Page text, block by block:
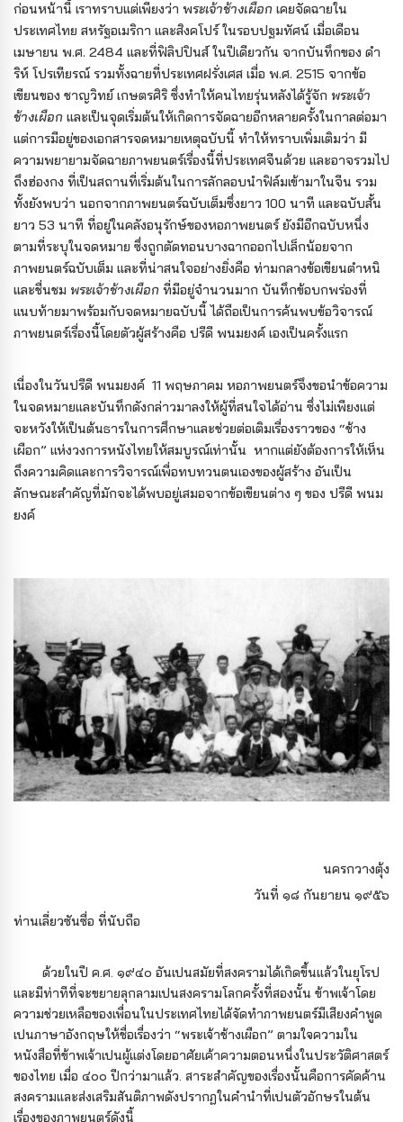
ก่อนหน้านี้ เราทราบแต่เพียงว่า พระเจ้าช้างเผือก เคยจัดฉายใน
ประเทศไทย สหรัฐอเมริกา และสิงคโปร์ ในรอบปฐมทัศน์ เมื่อเดือน
เมษายน พ.ศ. 2484 และที่ฟิลิปปินส์ ในปีเดียวกัน จากบันทึกของ ดำ
ริห์ โปรเทียรณ์ รวมทั้งฉายที่ประเทศฝรั่งเศส เมื่อ พ.ศ. 2515 จากข้อ
เขียนของ ชาญวิทย์ เกษตรศิริ ซึ่งทำให้คนไทยรุ่นหลังได้รู้จัก พระเจ้า
ช้างเผือก และเป็นจุดเริ่มต้นให้เกิดการจัดฉายอีกหลายครั้งในกาลต่อมา
แต่การมีอยู่ของเอกสารจดหมายเหตุฉบับนี้ ทำให้ทราบเพิ่มเติมว่า มี
ความพยายามจัดฉายภาพยนตร์เรื่องนี้ที่ประเทศจีนด้วย และอาจรวมไป
ถึงฮ่องกง ที่เป็นสถานที่เริ่มต้นในการลักลอบนำฟิล์มเข้ามาในจีน รวม
ทั้งยังพบว่า นอกจากภาพยนตร์ฉบับเต็มซึ่งยาว 100 นาที และฉบับสั้น
ยาว 53 นาที ที่อยู่ในคลังอนุรักษ์ของหอภาพยนตร์ ยังมีอีกฉบับหนึ่ง
ตามที่ระบุในจดหมาย ซึ่งถูกตัดทอนบางฉากออกไปเล็กน้อยจาก
ภาพยนตร์ฉบับเต็ม และที่น่าสนใจอย่างยิ่งคือ ท่ามกลางข้อเขียนตำหนิ
และชื่นชม พระเจ้าช้างเผือก ที่มีอยู่จำนวนมาก บันทึกข้อบกพร่องที่
แนบท้ายมาพร้อมกับจดหมายฉบับนี้ ได้ถือเป็นการค้นพบข้อวิจารณ์
ภาพยนตร์เรื่องนี้โดยตัวผู้สร้างคือ ปรีดี พนมยงค์ เองเป็นครั้งแรก
เนื่องในวันปรีดี พนมยงค์ 11 พฤษภาคม หอภาพยนตร์จึงขอนำข้อความ
ในจดหมายและบันทึกดังกล่าวมาลงให้ผู้ที่สนใจได้อ่าน ซึ่งไม่เพียงแต่
จะหวังให้เป็นต้นธารในการศึกษาและช่วยต่อเติมเรื่องราวของ “ช้าง
เผือก” แห่งวงการหนังไทยให้สมบูรณ์เท่านั้น หากแต่ยังต้องการให้เห็น
ถึงความคิดและการวิจารณ์เพื่อทบทวนตนเองของผู้สร้าง อันเป็น
ลักษณะสำคัญที่มักจะได้พบอยู่เสมอจากข้อเขียนต่าง ๆ ของ ปรีดี พนม
ยงค์
นครกวางตุ้ง
วันที่ ๑๘ กันยายน ๑๙๕๖
ท่านเลี่ยวซันซื่อ ที่นับถือ
ด้วยในปี ค.ศ. ๑๙๔๐ อันเปนสมัยที่สงครามได้เกิดขึ้นแล้วในยุโรป
และมีท่าทีที่จะขยายลุกลามเปนสงครามโลกครั้งที่สองนั้น ข้าพเจ้าโดย
ความช่วยเหลือของเพื่อนในประเทศไทยได้จัดทําภาพยนตร์มีเสียงคําพูด
เปนภาษาอังกฤษให้ชื่อเรื่องว่า “พระเจ้าช้างเผือก” ตามใจความใน
หนังสือที่ข้าพเจ้าเปนผู้แต่งโดยอาศัยเค้าความตอนหนึ่งในประวัติศาสตร์
ของไทย เมื่อ ๔๐๐ ปีกว่ามาแล้ว. สาระสําคัญของเรื่องนั้นคือการคัดค้าน
สงครามและส่งเสริมสันติภาพดังปรากฏในคํานําที่เปนตัวอักษรในต้น
เรื่องของภาพยนตร์ดังนี้